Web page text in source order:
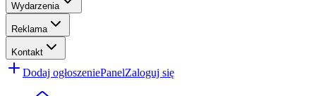
Wydarzenia
Reklama
Kontakt
Dodaj ogłoszeniePanelZaloguj się